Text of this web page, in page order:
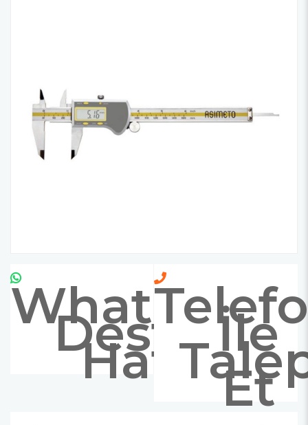
Whatsapp
Destek
Hattıİle
Et